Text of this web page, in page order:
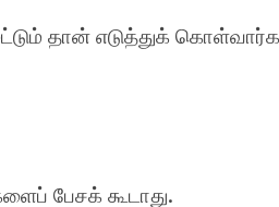
தான் எடுத்துக்
பேசக் கூடாது.